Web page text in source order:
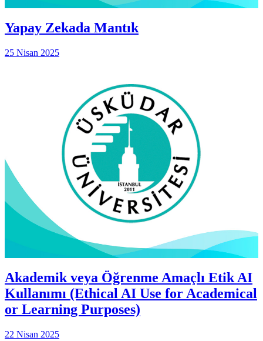
Yapay Zekada Mantık
25 Nisan 2025
Akademik veya Öğrenme Amaçlı Etik AI
Kullanımı (Ethical AI Use for Academical
or Learning Purposes)
22 Nisan 2025